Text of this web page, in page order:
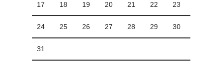
17 18 19 20 21 22 23
24 25 26 27 28 29 30
31